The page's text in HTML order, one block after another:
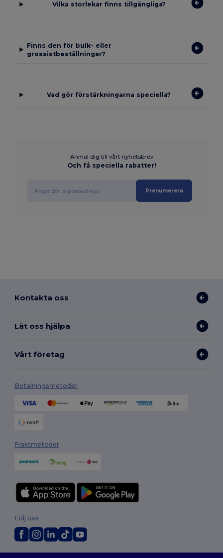
Vilka storlekar finns tillgängliga?
Finns den för bulk- eller
grossistbeställningar?
Vad gör förstärkningarna speciella?
Anmäl dig till vårt nyhetsbrev
Och få speciella rabatter!
Prenumerera
Kontakta oss
Låt oss hjälpa
Vårt företag
Betalningsmetoder
Fraktmetoder
Följ oss